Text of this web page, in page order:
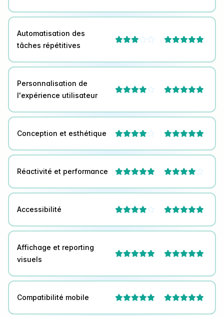
Automatisation des
tâches répétitives
 
Personnalisation de
l'expérience utilisateur
 
Conception et esthétique  
Réactivité et performance  
Accessibilité  
Affichage et reporting
visuels
 
Compatibilité mobile  